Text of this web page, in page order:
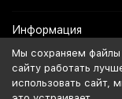
Информация
Помощь
Мы сохраняем файлы
сайту работать
использовать сайт,